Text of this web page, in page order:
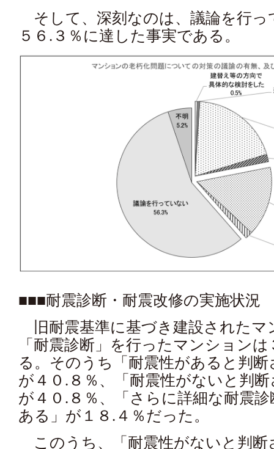
そして、深刻なのは、議論を行っ
５６.３％に達した事実である。
■■■耐震診断・耐震改修の実施状況
旧耐震基準に基づき建設されたマ
「耐震診断」を行ったマンション
る。そのうち「耐震性があると判
が４０.８％、「耐震性がないと判
が４０.８％、「さらに詳細な耐震
ある」が１８.４％だった。
このうち、「耐震性がないと判断